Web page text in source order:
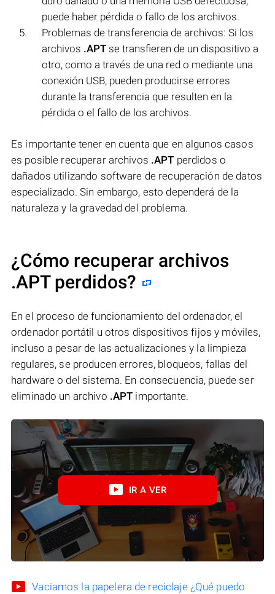
puede haber pérdida o fallo de los archivos.
Problemas de transferencia de archivos: Si los
archivos .APT se transfieren de un dispositivo a
otro, como a través de una red o mediante una
conexión USB, pueden producirse errores
durante la transferencia que resulten en la
pérdida o el fallo de los archivos.
Es importante tener en cuenta que en algunos casos
es posible recuperar archivos .APT perdidos o
dañados utilizando software de recuperación de datos
especializado. Sin embargo, esto dependerá de la
naturaleza y la gravedad del problema.
¿Cómo recuperar archivos
.APT perdidos?
En el proceso de funcionamiento del ordenador, el
ordenador portátil u otros dispositivos fijos y móviles,
incluso a pesar de las actualizaciones y la limpieza
regulares, se producen errores, bloqueos, fallas del
hardware o del sistema. En consecuencia, puede ser
eliminado un archivo .APT importante.
IR A VER
Vaciamos la papelera de reciclaje ¿Qué puedo